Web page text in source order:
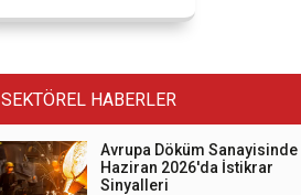
SEKTÖREL HABERLER
Avrupa Döküm Sanayisinde
Haziran 2026'da İstikrar
Sinyalleri